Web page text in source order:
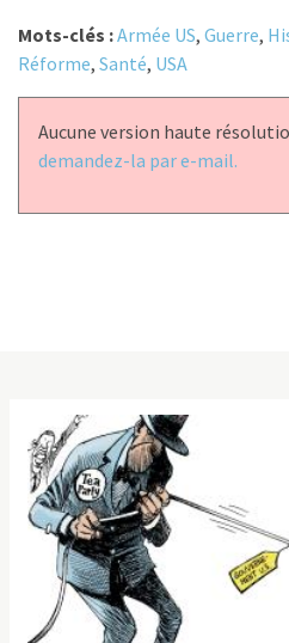
Mots-clés :Armée US, Guerre,
Réforme, Santé, USA
Aucune version haute
demandez-la par e-mail.